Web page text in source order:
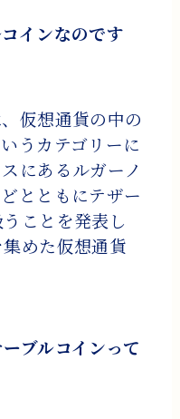
インなのです
仮想通貨の中の
うカテゴリーに
にあるルガーノ
とともにテザー
ことを発表し
めた仮想通貨
ブルコインって